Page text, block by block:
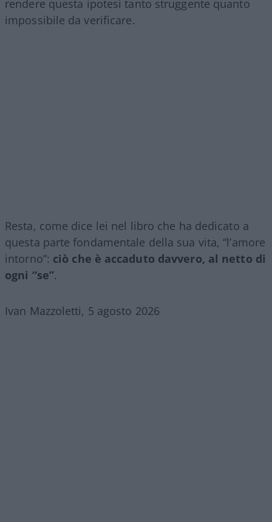
rendere questa ipotesi tanto struggente quanto
impossibile da verificare.
Resta, come dice lei nel libro che ha dedicato a
questa parte fondamentale della sua vita, “l’amore
intorno”: ciò che è accaduto davvero, al netto di
ogni “se”.
Ivan Mazzoletti, 5 agosto 2026